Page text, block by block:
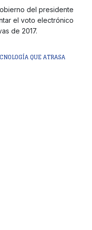
del presidente
el voto electrónico
de 2017.
QUE ATRASA